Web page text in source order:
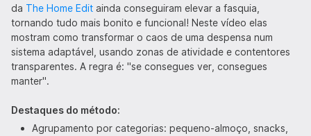
da The Home Edit ainda conseguiram elevar a fasquia,
tornando tudo mais bonito e funcional! Neste vídeo elas
mostram como transformar o caos de uma despensa num
sistema adaptável, usando zonas de atividade e contentores
transparentes. A regra é: "se consegues ver, consegues
manter".
Destaques do método:
Agrupamento por categorias: pequeno-almoço, snacks,